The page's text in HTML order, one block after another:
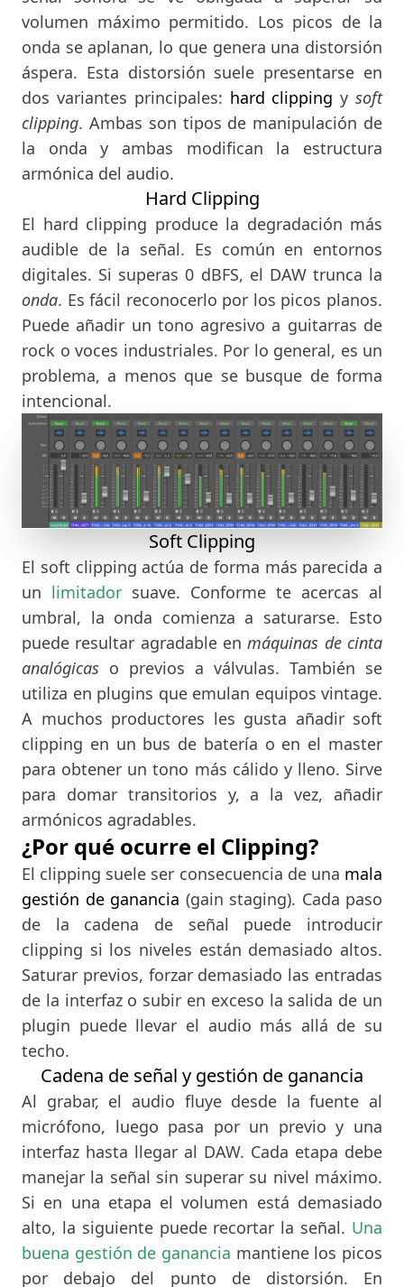
volumen máximo permitido. Los picos de la
onda se aplanan, lo que genera una distorsión
áspera. Esta distorsión suele presentarse en
dos variantes principales: hard clipping ysoft
clipping. Ambas son tipos de manipulación de
la onda y ambas modifican la estructura
armónica del audio.
Hard Clipping
El hard clipping produce la degradación más
audible de la señal. Es común en entornos
digitales. Si superas 0 dBFS, el DAW trunca la
onda. Es fácil reconocerlo por los picos planos.
Puede añadir un tono agresivo a guitarras de
rock o voces industriales. Por lo general, es un
problema, a menos que se busque de forma
intencional.
Soft Clipping
El soft clipping actúa de forma más parecida a
un limitador suave. Conforme te acercas al
umbral, la onda comienza a saturarse. Esto
puede resultar agradable enmáquinas de cinta
analógicas o previos a válvulas. También se
utiliza en plugins que emulan equipos vintage.
A muchos productores les gusta añadir soft
clipping en un bus de batería o en el master
para obtener un tono más cálido y lleno. Sirve
para domar transitorios y, a la vez, añadir
armónicos agradables.
¿Por qué ocurre el Clipping?
El clipping suele ser consecuencia de una mala
gestión de ganancia (gain staging). Cada paso
de la cadena de señal puede introducir
clipping si los niveles están demasiado altos.
Saturar previos, forzar demasiado las entradas
de la interfaz o subir en exceso la salida de un
plugin puede llevar el audio más allá de su
techo.
Cadena de señal y gestión de ganancia
Al grabar, el audio fluye desde la fuente al
micrófono, luego pasa por un previo y una
interfaz hasta llegar al DAW. Cada etapa debe
manejar la señal sin superar su nivel máximo.
Si en una etapa el volumen está demasiado
alto, la siguiente puede recortar la señal. Una
buena gestión de ganancia mantiene los picos
por debajo del punto de distorsión. En